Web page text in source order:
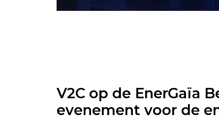
V2C op de EnerGaïa
evenement voor de